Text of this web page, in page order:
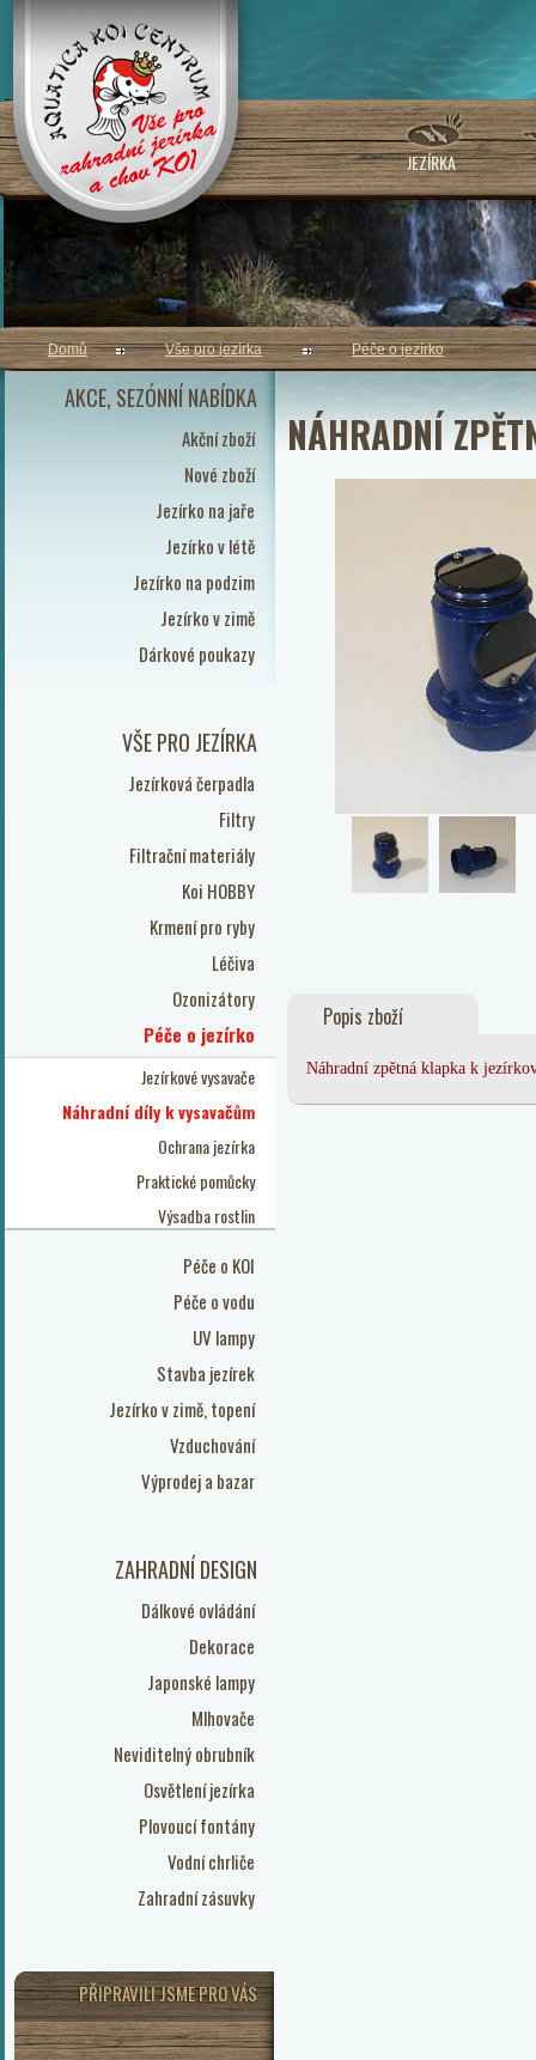
JEZÍRKA
AKCE, SEZÓNNÍ NABÍDKA
Akční zboží
Nové zboží
Jezírko na jaře
Jezírko v létě
Jezírko na podzim
Jezírko v zimě
Dárkové poukazy
VŠE PRO JEZÍRKA
Jezírková čerpadla
Filtry
Filtrační materiály
Koi HOBBY
Krmení pro ryby
Léčiva
Ozonizátory
Péče o jezírko
Jezírkové vysavače
Náhradní díly k vysavačům
Ochrana jezírka
Praktické pomůcky
Výsadba rostlin
Péče o KOI
Péče o vodu
UV lampy
Stavba jezírek
Jezírko v zimě, topení
Vzduchování
Výprodej a bazar
ZAHRADNÍ DESIGN
Dálkové ovládání
Dekorace
Japonské lampy
Mlhovače
Neviditelný obrubník
Osvětlení jezírka
Plovoucí fontány
Vodní chrliče
Zahradní zásuvky
PŘIPRAVILI JSME PRO VÁS
Domů Vše pro jezírka Péče o jezírko
NÁHRADNÍ
Popis zboží
Náhradní zpětná klapka k